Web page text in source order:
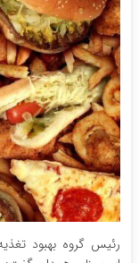
رئیس گروه بهبود